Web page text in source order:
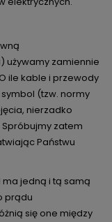
używamy zamiennie
ile kable i przewody
(tzw. normy
nierzadko
Spróbujmy zatem
Państwu
jedną i tą samą
prądu
się one między